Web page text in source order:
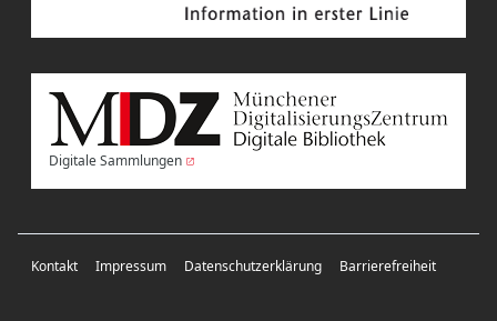
Digitale Sammlungen
Kontakt Impressum Datenschutzerklärung Barrierefreiheit